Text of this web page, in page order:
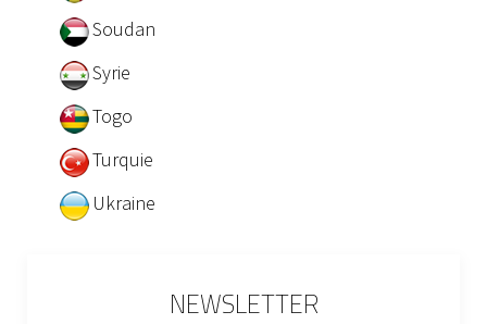
Soudan
Syrie
Togo
Turquie
Ukraine
NEWSLETTER